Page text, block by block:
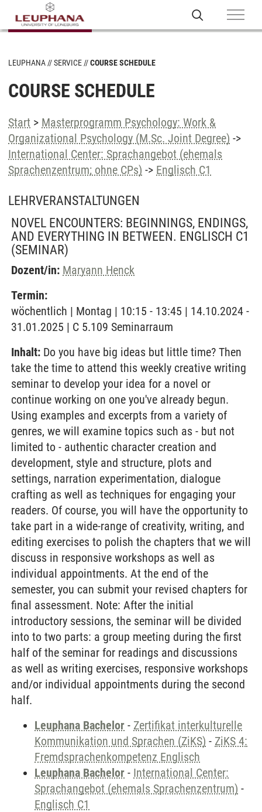
LEUPHANA SERVICE COURSE SCHEDULE
COURSE SCHEDULE
Start > Masterprogramm Psychology: Work &
Organizational Psychology (M.Sc. Joint Degree) ->
International Center: Sprachangebot (ehemals
Sprachenzentrum; ohne CPs) -> Englisch C1
LEHRVERANSTALTUNGEN
NOVEL ENCOUNTERS: BEGINNINGS, ENDINGS,
AND EVERYTHING IN BETWEEN. ENGLISCH C1
(SEMINAR)
Dozent/in: Maryann Henck
Termin:
wöchentlich | Montag | 10:15 - 13:45 | 14.10.2024 -
31.01.2025 | C 5.109 Seminarraum
Inhalt: Do you have big ideas but little time? Then
take the time to attend this weekly creative writing
seminar to develop your idea for a novel or
continue working on one you've already begun.
Using examples and excerpts from a variety of
genres, we will examine topics such as - but not
limited to - authentic character creation and
development, style and structure, plots and
settings, narration experimentation, dialogue
crafting as well as techniques for engaging your
readers. Of course, you will have the opportunity to
take part in a wide-range of creativity, writing, and
editing exercises to polish the chapters that we will
discuss in responsive workshops as well as
individual appointments. At the end of the
semester, you can submit your revised chapters for
final assessment. Note: After the initial
introductory sessions, the seminar will be divided
into to two parts: a group meeting during the first
half of the seminar for readings and discussions
as well as writing exercises, responsive workshops
and/or individual appointments during the second
half.
Leuphana Bachelor - Zertifikat interkulturelle
Kommunikation und Sprachen (ZiKS) - ZiKS 4:
Fremdsprachenkompetenz Englisch
Leuphana Bachelor - International Center:
Sprachangebot (ehemals Sprachenzentrum) -
Englisch C1